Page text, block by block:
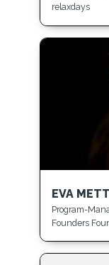
relaxdays
EVA
Program-
Founders